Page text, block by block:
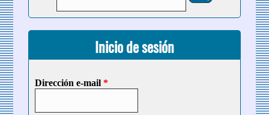
Inicio de sesión
Dirección e-mail *